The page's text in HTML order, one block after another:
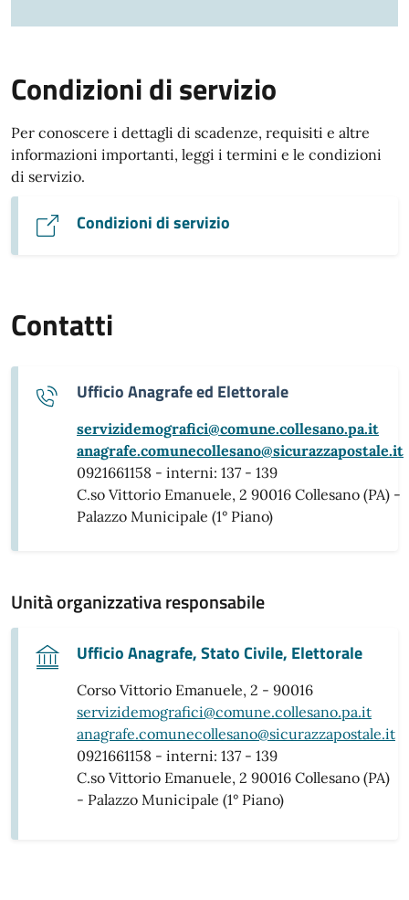
Condizioni di servizio
Per conoscere i dettagli di scadenze, requisiti e altre
informazioni importanti, leggi i termini e le condizioni
di servizio.
Condizioni di servizio
Contatti
Ufficio Anagrafe ed Elettorale
servizidemografici@comune.collesano.pa.it
anagrafe.comunecollesano@sicurazzapostale.it
0921661158 - interni: 137 - 139
C.so Vittorio Emanuele, 2 90016 Collesano (PA) -
Palazzo Municipale (1° Piano)
Unità organizzativa responsabile
Ufficio Anagrafe, Stato Civile, Elettorale
Corso Vittorio Emanuele, 2 - 90016
servizidemografici@comune.collesano.pa.it
anagrafe.comunecollesano@sicurazzapostale.it
0921661158 - interni: 137 - 139
C.so Vittorio Emanuele, 2 90016 Collesano (PA)
- Palazzo Municipale (1° Piano)